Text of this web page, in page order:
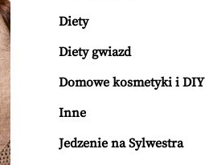
Diety
Diety gwiazd
Domowe kosmetyki i DIY
Inne
Jedzenie na Sylwestra